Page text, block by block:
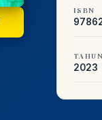
ISBN
2023